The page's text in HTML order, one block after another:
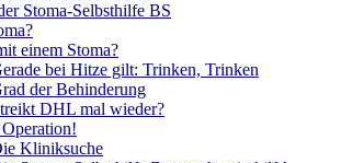
Stoma-Selbsthilfe BS
einem Stoma?
bei Hitze gilt: Trinken, Trinken
der Behinderung
DHL mal wieder?
Kliniksuche